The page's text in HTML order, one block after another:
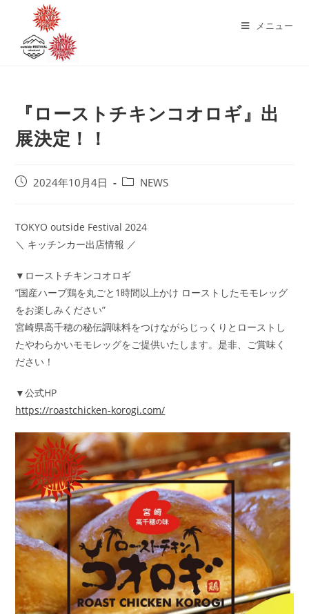
メニュー
『ローストチキンコオロギ』出
展決定！！
投
開
日:
2024年10月4日
投
テ
ゴ
リ
ー:
NEWS
TOKYO outside Festival 2024
＼ キッチンカー出店情報 ／
▼ローストチキンコオロギ
”国産ハーブ鶏を丸ごと1時間以上かけ ローストしたモモレッグ
をお楽しみください”
宮崎県高千穂の秘伝調味料をつけながらじっくりとローストし
たやわらかいモモレッグをご提供いたします。是非、ご賞味く
ださい！
▼公式HP
https://roastchicken-korogi.com/